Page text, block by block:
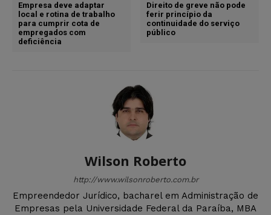
Empresa deve adaptar
local e rotina de trabalho
para cumprir cota de
empregados com
deficiência
Direito de greve não pode
ferir princípio da
continuidade do serviço
público
Wilson Roberto
http://www.wilsonroberto.com.br
Empreendedor Jurídico, bacharel em Administração de
Empresas pela Universidade Federal da Paraíba, MBA